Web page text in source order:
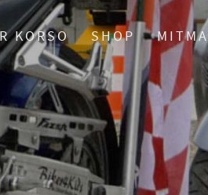
KORSO SHOP